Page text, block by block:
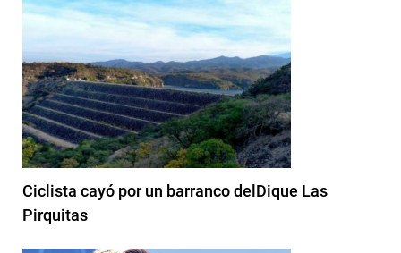
Ciclista cayó por un barranco delDique Las
Pirquitas